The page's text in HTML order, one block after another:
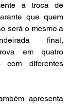
a troca de
que quem
será o mesmo a
final,
em quatro
com diferentes
apresenta